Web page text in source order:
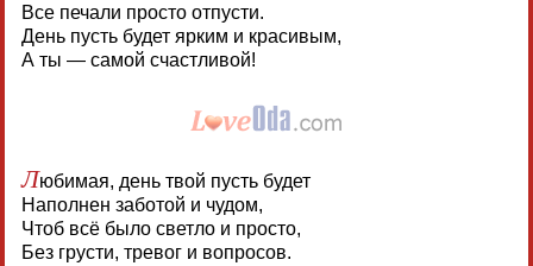
Все печали просто отпусти.
День пусть будет ярким и красивым,
А ты — самой счастливой!
Любимая, день твой пусть будет
Наполнен заботой и чудом,
Чтоб всё было светло и просто,
Без грусти, тревог и вопросов.